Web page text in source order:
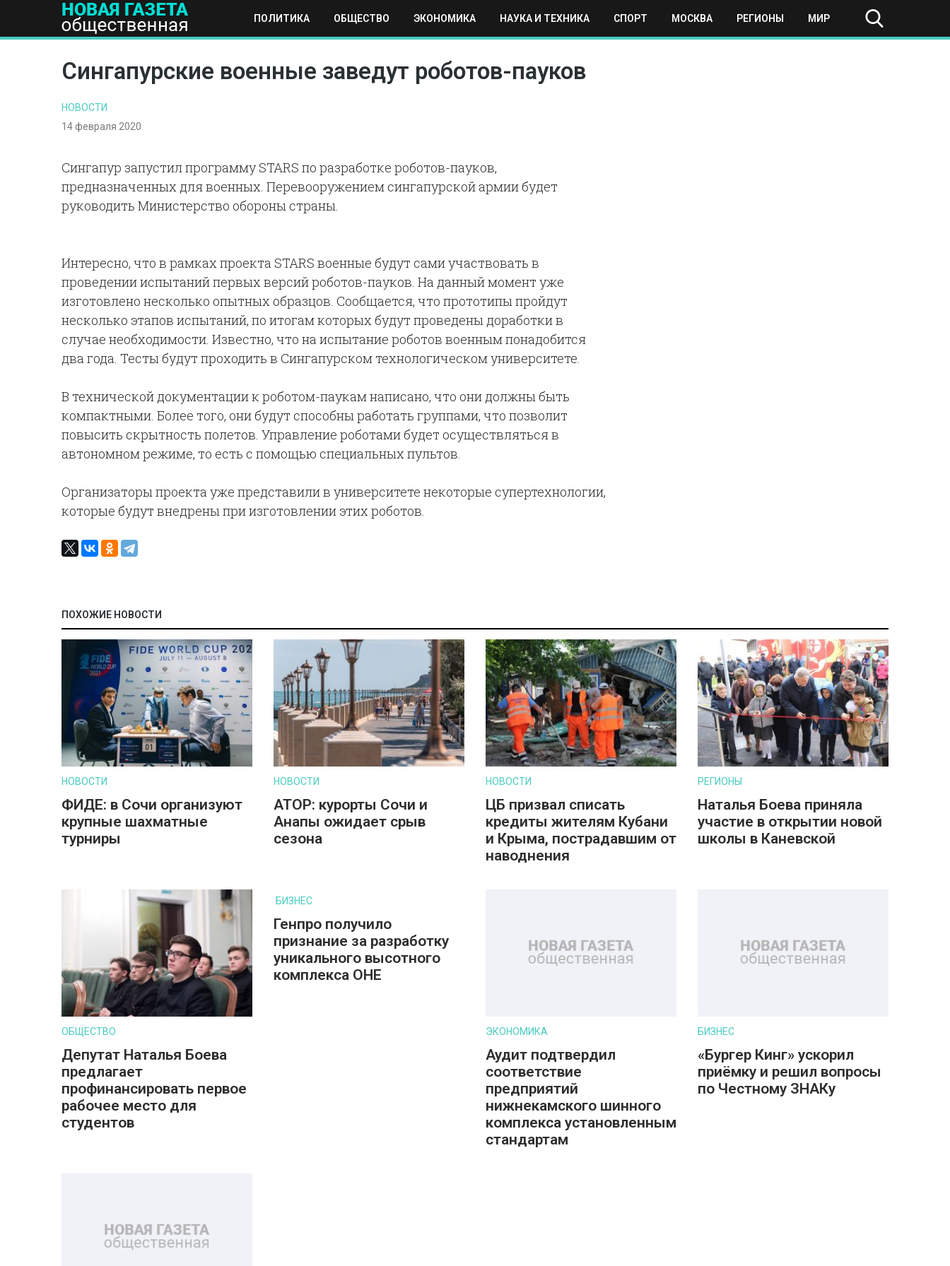
ПОЛИТИКА ОБЩЕСТВО ЭКОНОМИКА НАУКА И ТЕХНИКА СПОРТ МОСКВА РЕГИОНЫ МИР
ПОЛИТИКА ОБЩЕСТВО ЭКОНОМИКА НАУКА И ТЕХНИКА СПОРТ МОСКВА РЕГИОНЫ МИР
Сингапурские военные заведут роботов-пауков
НОВОСТИ
14 февраля 2020
Сингапур запустил программу STARS по разработке роботов-пауков,
предназначенных для военных. Перевооружением сингапурской армии будет
руководить Министерство обороны страны.
Интересно, что в рамках проекта STARS военные будут сами участвовать в
проведении испытаний первых версий роботов-пауков. На данный момент уже
изготовлено несколько опытных образцов. Сообщается, что прототипы пройдут
несколько этапов испытаний, по итогам которых будут проведены доработки в
случае необходимости. Известно, что на испытание роботов военным понадобится
два года. Тесты будут проходить в Сингапурском технологическом университете.
В технической документации к роботом-паукам написано, что они должны быть
компактными. Более того, они будут способны работать группами, что позволит
повысить скрытность полетов. Управление роботами будет осуществляться в
автономном режиме, то есть с помощью специальных пультов.
Организаторы проекта уже представили в университете некоторые супертехнологии,
которые будут внедрены при изготовлении этих роботов.
ПОХОЖИЕ НОВОСТИ
НОВОСТИ
ФИДЕ: в Сочи организуют
крупные шахматные
турниры
НОВОСТИ
АТОР: курорты Сочи и
Анапы ожидает срыв
сезона
НОВОСТИ
ЦБ призвал списать
кредиты жителям Кубани
и Крыма, пострадавшим от
наводнения
РЕГИОНЫ
Наталья Боева приняла
участие в открытии новой
школы в Каневской
ОБЩЕСТВО
Депутат Наталья Боева
предлагает
профинансировать первое
рабочее место для
студентов
БИЗНЕС
Генпро получило
признание за разработку
уникального высотного
комплекса ОНЕ
ЭКОНОМИКА
Аудит подтвердил
соответствие
предприятий
нижнекамского шинного
комплекса установленным
стандартам
БИЗНЕС
«Бургер Кинг» ускорил
приёмку и решил вопросы
по Честному ЗНАКу